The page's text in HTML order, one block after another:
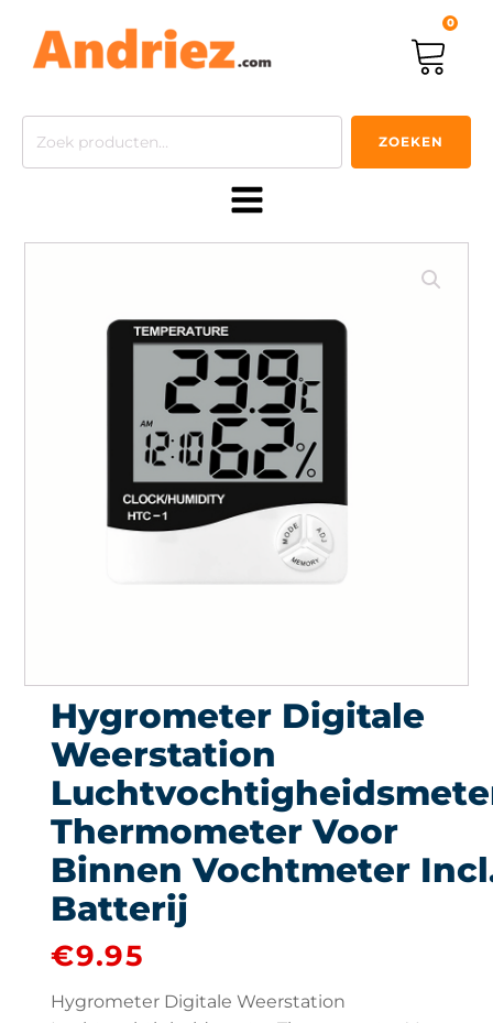
0
Zoeken
ZOEKEN
Hygrometer Digitale
Weerstation
Thermometer Voor
Binnen Vochtmeter
Batterij
€9.95
Hygrometer Digitale Weerstation